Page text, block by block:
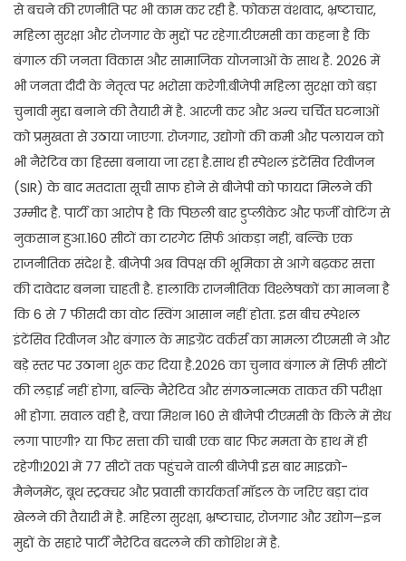
से बचने की रणनीति पर भी काम कर रही है. फोकस वंशवाद, भ्रष्टाचार,
महिला सुरक्षा और रोजगार के मुद्दों पर रहेगा.टीएमसी का कहना है कि
बंगाल की जनता विकास और सामाजिक योजनाओं के साथ है. 2026 में
भी जनता दीदी के नेतृत्व पर भरोसा करेगी.बीजेपी महिला सुरक्षा को बड़ा
चुनावी मुद्दा बनाने की तैयारी में है. आरजी कर और अन्य चर्चित घटनाओं
को प्रमुखता से उठाया जाएगा. रोजगार, उद्योगों की कमी और पलायन को
भी नैरेटिव का हिस्सा बनाया जा रहा है.साथ ही स्पेशल इंटेंसिव रिवीजन
(SIR) के बाद मतदाता सूची साफ होने से बीजेपी को फायदा मिलने की
उम्मीद है. पार्टी का आरोप है कि पिछली बार डुप्लीकेट और फर्जी वोटिंग से
नुकसान हुआ.160 सीटों का टारगेट सिर्फ आंकड़ा नहीं, बल्कि एक
राजनीतिक संदेश है. बीजेपी अब विपक्ष की भूमिका से आगे बढ़कर सत्ता
की दावेदार बनना चाहती है. हालाकि राजनीतिक विश्लेषकों का मानना है
कि 6 से 7 फीसदी का वोट स्विंग आसान नहीं होता. इस बीच स्पेशल
इंटेंसिव रिवीजन और बंगाल के माइग्रेंट वर्कर्स का मामला टीएमसी ने और
बड़े स्तर पर उठाना शुरू कर दिया है.2026 का चुनाव बंगाल में सिर्फ सीटों
की लड़ाई नहीं होगा, बल्कि नैरेटिव और संगठनात्मक ताकत की परीक्षा
भी होगा. सवाल वही है, क्या मिशन 160 से बीजेपी टीएमसी के किले में सेंध
लगा पाएगी? या फिर सत्ता की चाबी एक बार फिर ममता के हाथ में ही
रहेगी!2021 में 77 सीटों तक पहुंचने वाली बीजेपी इस बार माइक्रो-
मैनेजमेंट, बूथ स्ट्रक्चर और प्रवासी कार्यकर्ता मॉडल के जरिए बड़ा दांव
खेलने की तैयारी में है. महिला सुरक्षा, भ्रष्टाचार, रोजगार और उद्योग—इन
मुद्दों के सहारे पार्टी नैरेटिव बदलने की कोशिश में है.